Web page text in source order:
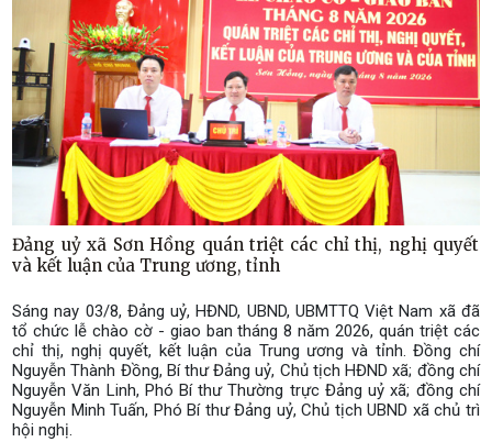
Đảng uỷ xã Sơn Hồng quán triệt các chỉ thị, nghị quyết
và kết luận của Trung ương, tỉnh
Sáng nay 03/8, Đảng uỷ, HĐND, UBND, UBMTTQ Việt Nam xã đã
tổ chức lễ chào cờ - giao ban tháng 8 năm 2026, quán triệt các
chỉ thị, nghị quyết, kết luận của Trung ương và tỉnh. Đồng chí
Nguyễn Thành Đồng, Bí thư Đảng uỷ, Chủ tịch HĐND xã; đồng chí
Nguyễn Văn Linh, Phó Bí thư Thường trực Đảng uỷ xã; đồng chí
Nguyễn Minh Tuấn, Phó Bí thư Đảng uỷ, Chủ tịch UBND xã chủ trì
hội nghị.